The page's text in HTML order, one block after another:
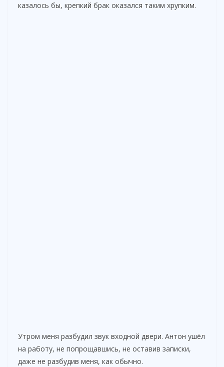
казалось бы, крепкий брак оказался таким хрупким.
Утром меня разбудил звук входной двери. Антон ушёл
на работу, не попрощавшись, не оставив записки,
даже не разбудив меня, как обычно.